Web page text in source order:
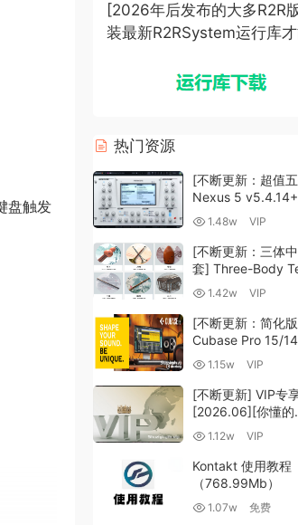
盘触发
[2026年后发布的大多R2R
装最新R2RSystem运行库
热门资源
[不断更新：超值
Nexus 5 v5.4.14+
套+原厂+全套扩展
1.48w VIP
[不断更新：三体
套] Three-Body
R2R [WiN,
1.42w VIP
[不断更新：简化
Cubase Pro 15/14
VR/R2R/U2B+原
MacOSX]（
1.15w VIP
[不断更新] VIP专
[2026.06][你懂
1.12w VIP
Kontakt 使用教程
（768.99Mb）
1.07w 免费